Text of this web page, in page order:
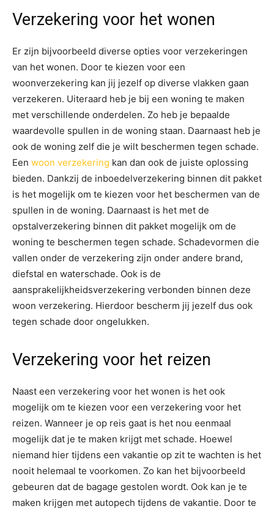
Verzekering voor het wonen
Er zijn bijvoorbeeld diverse opties voor verzekeringen
van het wonen. Door te kiezen voor een
woonverzekering kan jij jezelf op diverse vlakken gaan
verzekeren. Uiteraard heb je bij een woning te maken
met verschillende onderdelen. Zo heb je bepaalde
waardevolle spullen in de woning staan. Daarnaast heb je
ook de woning zelf die je wilt beschermen tegen schade.
Een woon verzekering kan dan ook de juiste oplossing
bieden. Dankzij de inboedelverzekering binnen dit pakket
is het mogelijk om te kiezen voor het beschermen van de
spullen in de woning. Daarnaast is het met de
opstalverzekering binnen dit pakket mogelijk om de
woning te beschermen tegen schade. Schadevormen die
vallen onder de verzekering zijn onder andere brand,
diefstal en waterschade. Ook is de
aansprakelijkheidsverzekering verbonden binnen deze
woon verzekering. Hierdoor bescherm jij jezelf dus ook
tegen schade door ongelukken.
Verzekering voor het reizen
Naast een verzekering voor het wonen is het ook
mogelijk om te kiezen voor een verzekering voor het
reizen. Wanneer je op reis gaat is het nou eenmaal
mogelijk dat je te maken krijgt met schade. Hoewel
niemand hier tijdens een vakantie op zit te wachten is het
nooit helemaal te voorkomen. Zo kan het bijvoorbeeld
gebeuren dat de bagage gestolen wordt. Ook kan je te
maken krijgen met autopech tijdens de vakantie. Door te